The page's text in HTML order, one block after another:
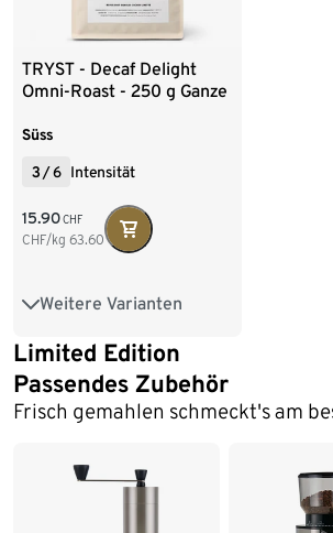
TRYST - Decaf Delight
Omni-Roast - 250 g Ganze
Süss
3 /6 Intensität
15.90CHF
CHF/kg 63.60
Weitere Varianten
250 g Ganze Bohne
Limited Edition
Passendes Zubehör
Frisch gemahlen schmeckt's am
Ende der Auflistung